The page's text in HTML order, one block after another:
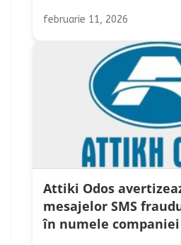
februarie 11, 2026
Attiki Odos
mesajelor SMS
în numele companiei